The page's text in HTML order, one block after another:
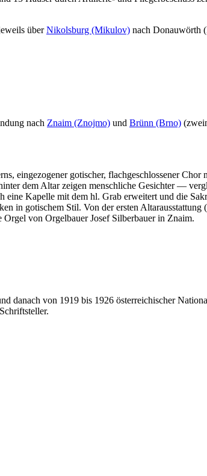
überNikolsburg (Mikulov) nach Donauwörth
nach Znaim (Znojmo) und Brünn (Brno)
eingezogener gotischer, flachgeschlossener
dem Altar zeigen menschliche Gesichter —
Kapelle mit dem hl. Grab erweitert und die
in gotischem Stil. Von der ersten Altarausstattung
von Orgelbauer Josef Silberbauer in Znaim.
danach von 1919 bis 1926 österreichischer